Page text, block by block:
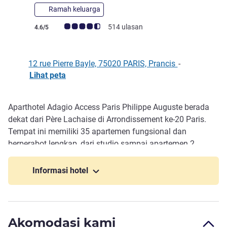
Ramah keluarga
Catatan tamu Avis (Peringkat ALL)
4.6/5 514 ulasan
12 rue Pierre Bayle, 75020 PARIS, Prancis -
Lihat peta
Deskripsi
Aparthotel Adagio Access Paris Philippe Auguste berada
dekat dari Père Lachaise di Arrondissement ke-20 Paris.
Tempat ini memiliki 35 apartemen fungsional dan
berperabot lengkap, dari studio sampai apartemen 2
kamar dan Aparthotel ini juga memiliki teras menaw an
yang teduh. Stasiun metro berjarak kurang dari 100 m.
tenang dan tenteram.
Informasi hotel
Akomodasi kami